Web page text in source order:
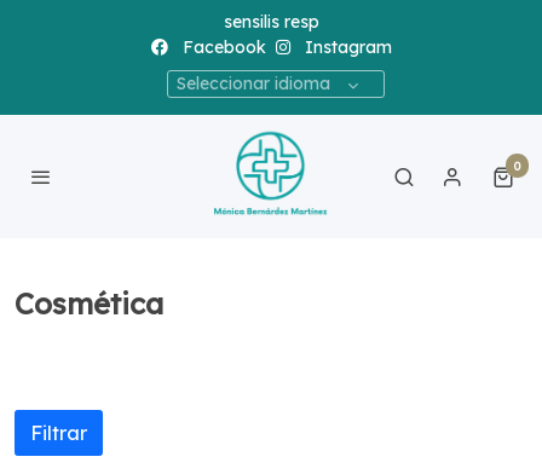
sensilis resp
Facebook
Instagram
Seleccionar idioma
0
Cosmética
Filtrar